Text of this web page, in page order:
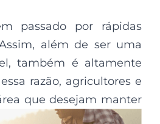
passado por rápidas
além de ser uma
também é altamente
razão, agricultores e
que desejam manter